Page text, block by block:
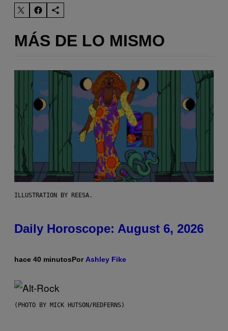
MÁS DE LO MISMO
ILLUSTRATION BY REESA.
Daily Horoscope: August 6, 2026
hace 40 minutosPorAshley Fike
(PHOTO BY MICK HUTSON/REDFERNS)